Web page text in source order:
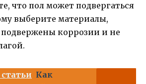
что пол может подвергаться
выберите материалы,
коррозии и не
Как